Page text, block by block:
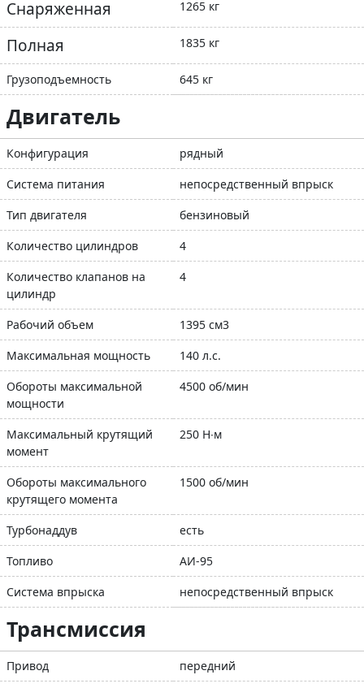
Снаряженная 1265 кг
Полная 1835 кг
Грузоподъемность 645 кг
Двигатель
Конфигурация
рядный
Система питания
непосредственный впрыск
Тип двигателя
бензиновый
Количество цилиндров
4
Количество клапанов на
цилиндр
4
Рабочий объем
1395 см3
Максимальная мощность
140 л.с.
Обороты максимальной
мощности
4500 об/мин
Максимальный крутящий
момент
250 Н∙м
Обороты максимального
крутящего момента
1500 об/мин
Турбонаддув
есть
Топливо
АИ-95
Система впрыска
непосредственный впрыск
Трансмиссия
Привод
передний